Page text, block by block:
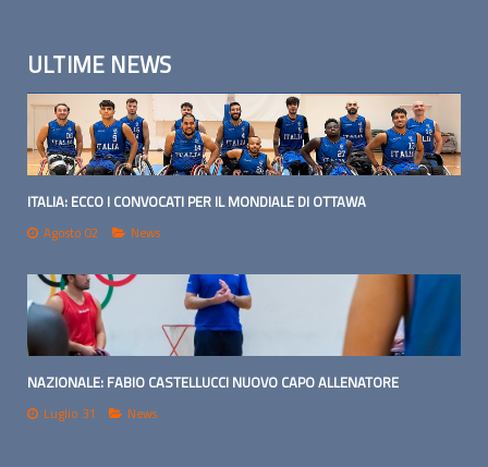
ULTIME NEWS
ITALIA: ECCO I CONVOCATI PER IL MONDIALE DI OTTAWA
Agosto 02 News
NAZIONALE: FABIO CASTELLUCCI NUOVO CAPO ALLENATORE
Luglio 31 News